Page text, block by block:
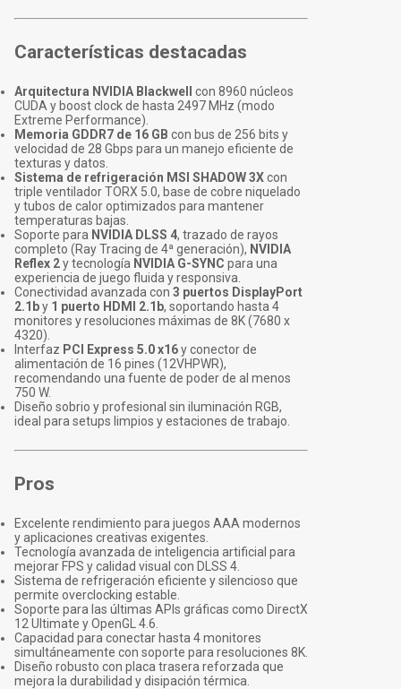
Características destacadas
Arquitectura NVIDIA Blackwell
con 8960 núcleos
CUDA y boost clock de hasta 2497 MHz (modo
Extreme Performance).
Memoria GDDR7 de 16 GB con bus de 256 bits y
velocidad de 28 Gbps para un manejo eficiente de
texturas y datos.
Sistema de refrigeración MSI SHADOW 3Xcon
triple ventilador TORX 5.0, base de cobre niquelado
y tubos de calor optimizados para mantener
temperaturas bajas.
Soporte para NVIDIA DLSS 4, trazado de rayos
completo (Ray Tracing de 4ª generación), NVIDIA
Reflex 2y tecnología NVIDIA G-SYNC para una
experiencia de juego fluida y responsiva.
Conectividad avanzada con 3 puertos DisplayPort
2.1by 1 puerto HDMI 2.1b, soportando hasta 4
monitores y resoluciones máximas de 8K (7680 x
4320).
Interfaz PCI Express 5.0 x16y conector de
alimentación de 16 pines (12VHPWR),
recomendando una fuente de poder de al menos
750 W.
Diseño sobrio y profesional sin iluminación RGB,
ideal para setups limpios y estaciones de trabajo.
Pros
Excelente rendimiento para juegos AAA modernos
y aplicaciones creativas exigentes.
Tecnología avanzada de inteligencia artificial para
mejorar FPS y calidad visual con DLSS 4.
Sistema de refrigeración eficiente y silencioso que
permite overclocking estable.
Soporte para las últimas APIs gráficas como DirectX
12 Ultimate y OpenGL 4.6.
Capacidad para conectar hasta 4 monitores
simultáneamente con soporte para resoluciones 8K.
Diseño robusto con placa trasera reforzada que
mejora la durabilidad y disipación térmica.